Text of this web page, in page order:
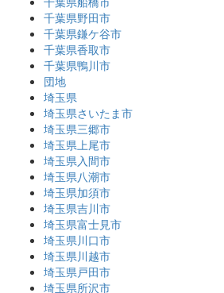
千葉県野田市
千葉県鎌ケ谷市
千葉県香取市
千葉県鴨川市
団地
埼玉県
埼玉県さいたま市
埼玉県三郷市
埼玉県上尾市
埼玉県入間市
埼玉県八潮市
埼玉県加須市
埼玉県吉川市
埼玉県富士見市
埼玉県川口市
埼玉県川越市
埼玉県戸田市
埼玉県所沢市